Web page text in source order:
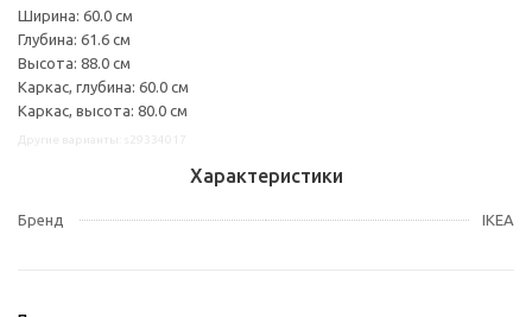
Ширина: 60.0 см
Глубина: 61.6 см
Высота: 88.0 см
Каркас, глубина: 60.0 см
Каркас, высота: 80.0 см
Характеристики
Бренд IKEA